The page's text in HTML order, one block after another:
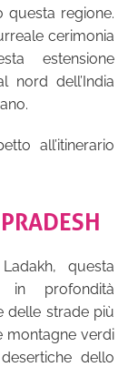
questa regione.
cerimonia
estensione
nord dell’India
all’itinerario
questa
in profondità
delle strade più
montagne verdi
dello